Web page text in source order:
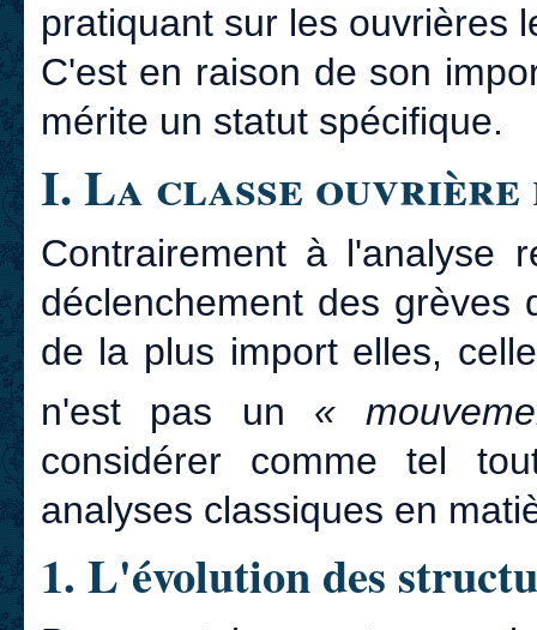
pratiquant sur les ouvrières
C'est en raison de son
mérite un statut spécifique.
I. La classe ouvrière
Contrairement à
déclenchement des
de la plus import elles,
n'est pas un «
considérer comme tel
analyses classiques en
1. L'évolution des